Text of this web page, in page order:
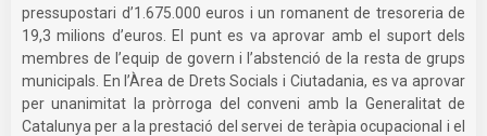
pressupostari d’1.675.000 euros i un romanent de tresoreria de
19,3 milions d’euros. El punt es va aprovar amb el suport dels
membres de l’equip de govern i l’abstenció de la resta de grups
municipals. En l’Àrea de Drets Socials i Ciutadania, es va aprovar
per unanimitat la pròrroga del conveni amb la Generalitat de
Catalunya per a la prestació del servei de teràpia ocupacional i el